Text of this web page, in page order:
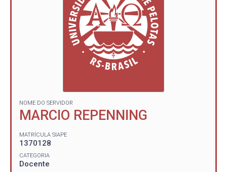
NOME DO SERVIDOR
MARCIO REPENNING
MATRÍCULA SIAPE
1370128
CATEGORIA
Docente